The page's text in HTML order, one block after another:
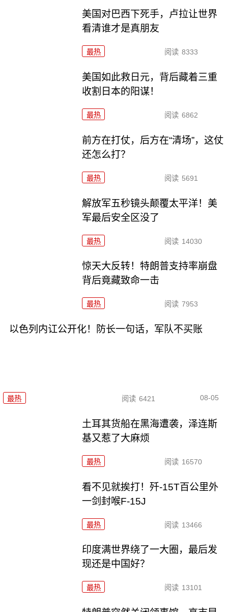
美国对巴西下死手，卢拉让世界
看清谁才是真朋友
最热 阅读 8333
美国如此救日元，背后藏着三重
收割日本的阳谋！
最热 阅读 6862
前方在打仗，后方在“清场”，这仗
还怎么打？
最热 阅读 5691
解放军五秒镜头颠覆太平洋！美
军最后安全区没了
最热 阅读 14030
惊天大反转！特朗普支持率崩盘
背后竟藏致命一击
最热 阅读 7953
以色列内讧公开化！防长一句话，军队不买账
最热 阅读 6421 08-05
土耳其货船在黑海遭袭，泽连斯
基又惹了大麻烦
最热 阅读 16570
看不见就挨打！歼-15T百公里外
一剑封喉F-15J
最热 阅读 13466
印度满世界绕了一大圈，最后发
现还是中国好？
最热 阅读 13101